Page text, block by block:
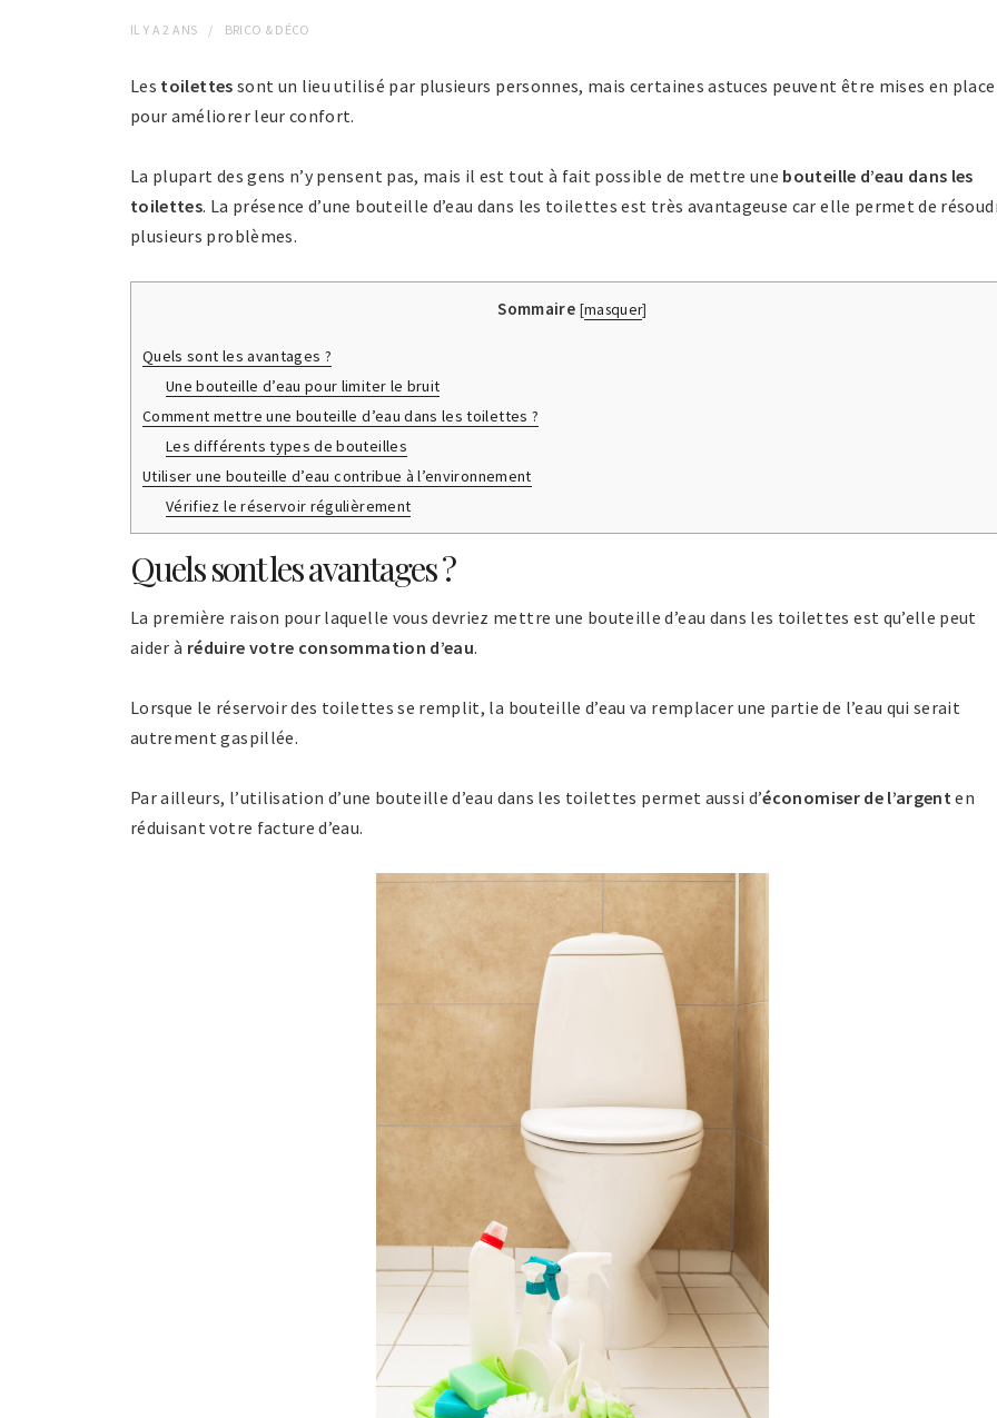
IL Y A 2 ANS BRICO & DÉCO
Les toilettes sont un lieu utilisé par plusieurs personnes, mais certaines astuces peuvent être mises en place
pour améliorer leur confort.
La plupart des gens n’y pensent pas, mais il est tout à fait possible de mettre une bouteille d’eau dans les
toilettes. La présence d’une bouteille d’eau dans les toilettes est très avantageuse car elle permet de
plusieurs problèmes.
Sommaire [masquer]
Quels sont les avantages ?
Une bouteille d’eau pour limiter le bruit
Comment mettre une bouteille d’eau dans les toilettes ?
Les différents types de bouteilles
Utiliser une bouteille d’eau contribue à l’environnement
Vérifiez le réservoir régulièrement
Quels sont les avantages ?
La première raison pour laquelle vous devriez mettre une bouteille d’eau dans les toilettes est qu’elle peut
aider à réduire votre consommation d’eau.
Lorsque le réservoir des toilettes se remplit, la bouteille d’eau va remplacer une partie de l’eau qui serait
autrement gaspillée.
Par ailleurs, l’utilisation d’une bouteille d’eau dans les toilettes permet aussi d’économiser de l’argenten
réduisant votre facture d’eau.